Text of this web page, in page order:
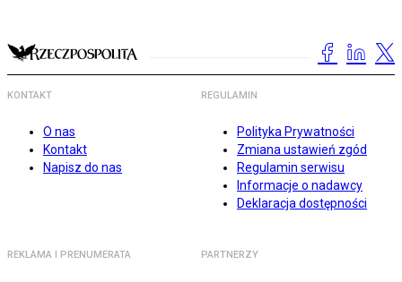
KONTAKT
O nas
Kontakt
Napisz do nas
REGULAMIN
Polityka Prywatności
Zmiana ustawień zgód
Regulamin serwisu
Informacje o nadawcy
Deklaracja dostępności
REKLAMA I PRENUMERATA PARTNERZY